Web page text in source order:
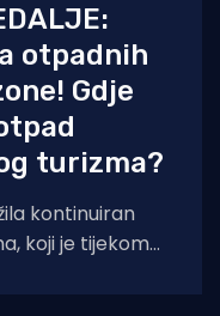
otpadnih
Gdje
turizma?
kontinuiran
koji je tijekom